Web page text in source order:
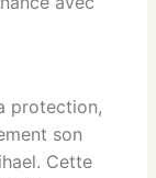
protection,
son
Cette